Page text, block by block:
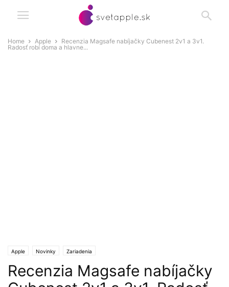
Home Apple
Recenzia Magsafe nabíjačky Cubenest 2v1 a 3v1.
Radosť robí doma a hlavne...
Apple Novinky Zariadenia
Recenzia Magsafe nabíjačky